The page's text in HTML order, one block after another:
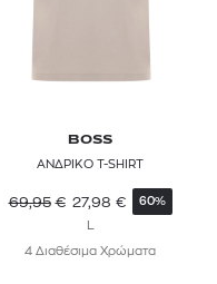
BOSS
ΑΝΔΡΙΚΟ T-SHIRT
69,95 € 27,98 € 60%
4 Διαθέσιμα Χρώματα